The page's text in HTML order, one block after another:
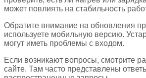
может повлиять на стабильность
Обратите внимание на обновления
используете мобильную версию.
могут иметь проблемы с входом.
Если возникают вопросы, смотрите
сайте. Там часто представлены